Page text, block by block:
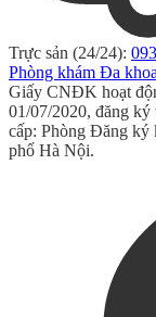
Trực sản (24/24):
Phòng khám Đa
Giấy CNĐK hoạt
01/07/2020, đăng
cấp: Phòng Đăng ký
phố Hà Nội.